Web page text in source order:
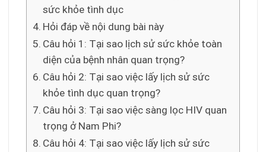
sức khỏe tình dục
Hỏi đáp về nội dung bài này
Câu hỏi 1: Tại sao lịch sử sức khỏe toàn
diện của bệnh nhân quan trọng?
Câu hỏi 2: Tại sao việc lấy lịch sử sức
khỏe tình dục quan trọng?
Câu hỏi 3: Tại sao việc sàng lọc HIV quan
trọng ở Nam Phi?
Câu hỏi 4: Tại sao việc lấy lịch sử sức